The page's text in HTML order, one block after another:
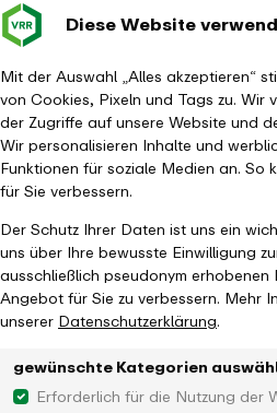
Diese Website
Mit der Auswahl „Alles akzeptieren“
von Cookies, Pixeln und Tags zu. Wir
der Zugriffe auf unsere Website und
Wir personalisieren Inhalte und
Funktionen für soziale Medien an. So
für Sie verbessern.
Der Schutz Ihrer Daten ist uns ein
uns über Ihre bewusste Einwilligung
ausschließlich pseudonym
Angebot für Sie zu verbessern. Mehr
unsererDatenschutzerklärung.
gewünschte Kategorien
Erforderlich für die Nutzung der
Verkehrsverbund